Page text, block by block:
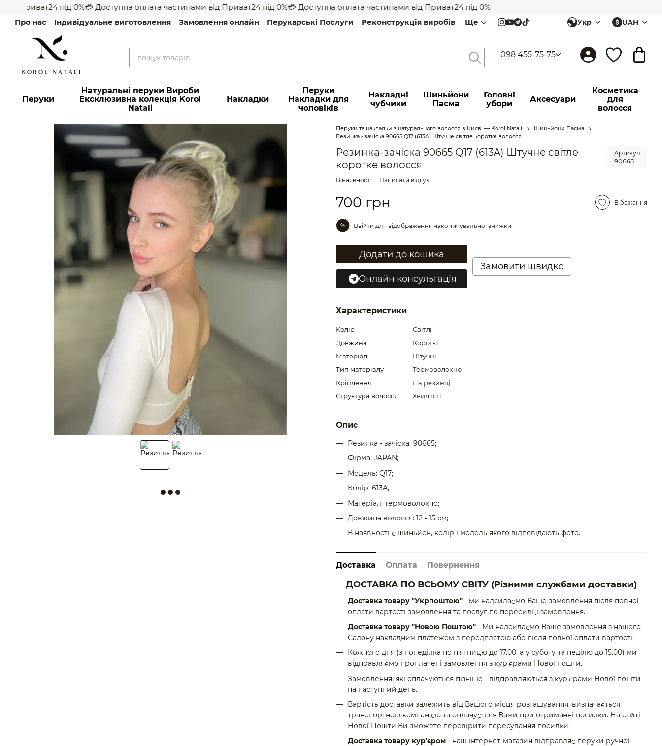
Перейти до основного контенту
Приват24 під 0% 💳 Доступна оплата частинами від Приват24 під 0% 💳 Доступна оплата частинами від Приват24 під 0%
Про нас
Індивідуальне виготовлення Замовлення онлайн Перукарські Послуги Реконструкція виробів Ще Укр UAH
098 455-75-75
Перуки
Натуральні перуки Вироби
Ексклюзивна колекція Korol
Natali
Накладки
Перуки
Накладки для
чоловіків
Накладні
чубчики
Шиньйони
Пасма
Головні
убори
Аксесуари
Косметика
для
волосся
Перуки та накладки з натурального волосся в Києві — Korol Natali
Шиньйони Пасма
Резинка - зачіска 90665 Q17 (613A) Штучне світле коротке волосся
Резинка-зачіска 90665 Q17 (613A) Штучне світле
коротке волосся
Артикул
90665
В наявності Написати відгук
700 грн В бажання
% Ввійти для відображення накопичувальної знижки
Додати до кошика
Онлайн консультація
Замовити швидко
Характеристики
Колір
Світлі
Довжина
Короткі
Матеріал
Штучні
Тип матеріалу
Термоволокно
Кріплення
На резинці
Структура волосся
Хвилясті
Опис
Резинка - зачіска 90665;
Фірма: JAPAN;
Модель: Q17;
Колір: 613A;
Матеріал: термоволокно;
Довжина волосся: 12 - 15 см;
В наявності є шиньйон, колір і модель якого відповідають фото.
Доставка Оплата Повернення
ДОСТАВКА ПО ВСЬОМУ СВІТУ (Різними службами доставки)
Доставка товару "Укрпоштою" - ми надсилаємо Ваше замовлення після повної
оплати вартості замовлення та послуг по пересилці замовлення.
Доставка товару "Новою Поштою" - Ми надсилаємо Ваше замовлення з нашого
Салону накладним платежем з передплатою або після повної оплати вартості.
Кожного дня (з понеділка по п'ятницю до 17.00, а у суботу та неділю до 15.00) ми
відправляємо проплачені замовлення з кур'єрами Нової пошти.
Замовлення, які оплачуються пізніше - відправляються з кур'єрами Нової пошти
на наступний день..
Вартість доставки залежить від Вашого місця розташування, визначається
транспортною компанією та оплачується Вами при отриманні посилки. На сайті
Нової Пошти Ви зможете перевірити пересування посилки.
Доставка товару кур'єром - наш інтернет-магазин відправляє перуки ручної